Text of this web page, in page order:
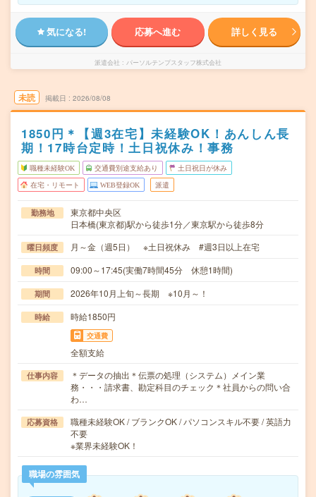
気になる! 応募へ進む 詳しく見る
派遣会社 パーソルテンプスタッフ株式会社
未読 掲載日 2026/08/08
1850円＊【週3在宅】未経験OK！あんしん長
期！17時台定時！土日祝休み！事務
職種未経験OK 交通費別途支給あり 土日祝日が休み
在宅・リモート WEB登録OK 派遣
勤務地
東京都中央区
日本橋(東京都)駅から徒歩1分／東京駅から徒歩8分
曜日頻度 月～金（週5日） ※土日祝休み #週3日以上在宅
時間 09:00～17:45(実働7時間45分 休憩1時間)
期間 2026年10月上旬～長期 ※10月～！
時給 時給1850円
交通費
全額支給
仕事内容
＊データの抽出＊伝票の処理（システム）メイン業
務・・・請求書、勘定科目のチェック＊社員からの問い合
わ…
応募資格
職種未経験OK / ブランクOK / パソコンスキル不要 / 英語力
不要
※業界未経験OK！
職場の雰囲気